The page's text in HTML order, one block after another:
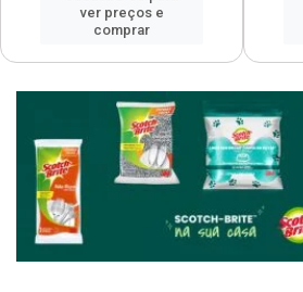
ver preços e
comprar